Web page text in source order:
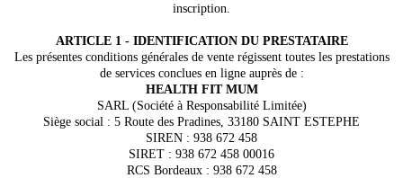
inscription.
ARTICLE 1 - IDENTIFICATION DU PRESTATAIRE
Les présentes conditions générales de vente régissent toutes les prestations
de services conclues en ligne auprès de :
HEALTH FIT MUM
SARL (Société à Responsabilité Limitée)
Siège social : 5 Route des Pradines, 33180 SAINT ESTEPHE
SIREN : 938 672 458
SIRET : 938 672 458 00016
RCS Bordeaux : 938 672 458